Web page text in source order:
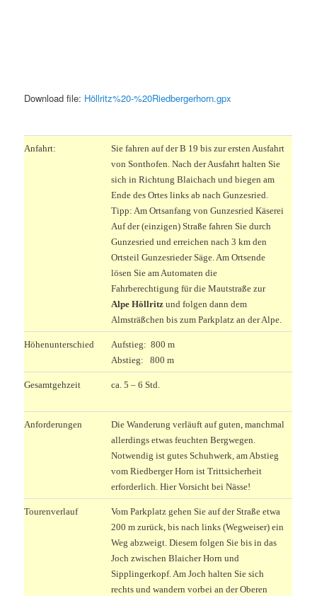
Download file: Höllritz%20-%20Riedbergerhorn.gpx
Anfahrt:
Sie fahren auf der B 19 bis zur ersten Ausfahrt
von Sonthofen. Nach der Ausfahrt halten Sie
sich in Richtung Blaichach und biegen am
Ende des Ortes links ab nach Gunzesried.
Tipp: Am Ortsanfang von Gunzesried Käserei
Auf der (einzigen) Straße fahren Sie durch
Gunzesried und erreichen nach 3 km den
Ortsteil Gunzesrieder Säge. Am Ortsende
lösen Sie am Automaten die
Fahrberechtigung für die Mautstraße zur
Alpe Höllritz und folgen dann dem
Almsträßchen bis zum Parkplatz an der Alpe.
Höhenunterschied
Aufstieg: 800 m
Abstieg: 800 m
Gesamtgehzeit ca. 5 – 6 Std.
Anforderungen
Die Wanderung verläuft auf guten, manchmal
allerdings etwas feuchten Bergwegen.
Notwendig ist gutes Schuhwerk, am Abstieg
vom Riedberger Horn ist Trittsicherheit
erforderlich. Hier Vorsicht bei Nässe!
Tourenverlauf
Vom Parkplatz gehen Sie auf der Straße etwa
200 m zurück, bis nach links (Wegweiser) ein
Weg abzweigt. Diesem folgen Sie bis in das
Joch zwischen Blaicher Horn und
Sipplingerkopf. Am Joch halten Sie sich
rechts und wandern vorbei an der Oberen